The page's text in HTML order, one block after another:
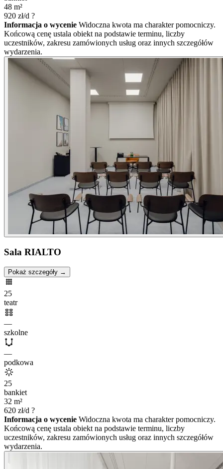
48 m²
920 zł/d ?
Informacja o wycenie Widoczna kwota ma charakter pomocniczy.
Końcową cenę ustala obiekt na podstawie terminu, liczby
uczestników, zakresu zamówionych usług oraz innych szczegółów
wydarzenia.
Sala RIALTO
Pokaż szczegóły →
25
teatr
—
szkolne
—
podkowa
25
bankiet
32 m²
620 zł/d ?
Informacja o wycenie Widoczna kwota ma charakter pomocniczy.
Końcową cenę ustala obiekt na podstawie terminu, liczby
uczestników, zakresu zamówionych usług oraz innych szczegółów
wydarzenia.